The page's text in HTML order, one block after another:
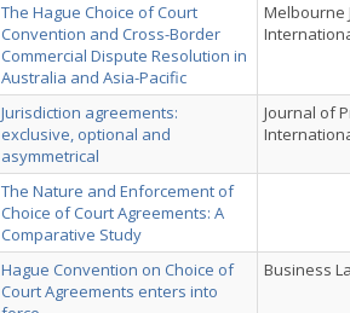
The Hague Choice of Court
Convention and Cross-Border
Commercial Dispute Resolution in
Australia and Asia-Pacific
Melbourne
Jurisdiction agreements:
exclusive, optional and
asymmetrical
Journal of
The Nature and Enforcement of
Choice of Court Agreements: A
Comparative Study
Hague Convention on Choice of
Court Agreements enters into
Business